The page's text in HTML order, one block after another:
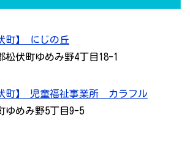
町】 にじの丘
松伏町ゆめみ野4丁目18-1
町】 児童福祉事業所 カラフル
ゆめみ野5丁目9-5